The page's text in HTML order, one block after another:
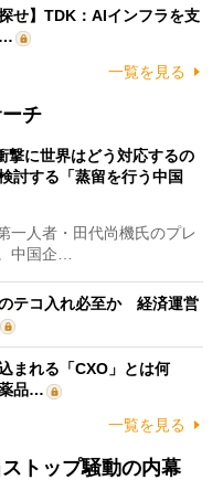
せ】TDK：AIインフラを支
…
一覧を見る
チ
撃に世界はどう対応するの
討する「蒸留を行う中国
人者・田代尚機氏のプレ
中国企…
テコ入れ必至か 経済運営
まれる「CXO」とは何
品…
一覧を見る
トップ騒動の内幕